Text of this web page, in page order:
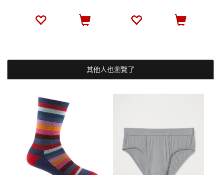
其他人也瀏覽了